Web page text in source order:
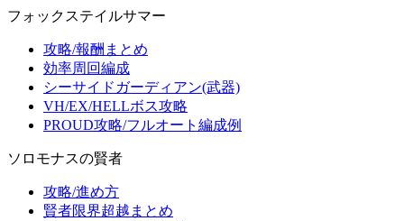
フォックステイルサマー
攻略/報酬まとめ
効率周回編成
シーサイドガーディアン(武器)
VH/EX/HELLボス攻略
PROUD攻略/フルオート編成例
ソロモナスの賢者
攻略/進め方
賢者限界超越まとめ